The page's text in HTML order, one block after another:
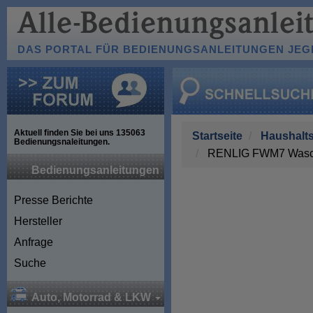
DAS PORTAL FÜR BEDIENUNGSANLEITUNGEN
Aktuell finden Sie bei uns 135063
Bedienungsnaleitungen.
Bedienungsanleitungen
Presse Berichte
Hersteller
Anfrage
Suche
Auto, Motorrad & LKW
Startseite
RENLIG FWM7